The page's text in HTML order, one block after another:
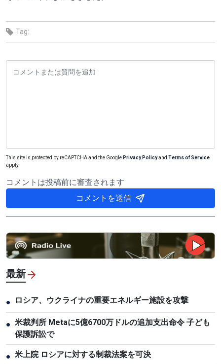
Tag:
This site is protected by reCAPTCHA and the Google Privacy Policyand Terms of Service
apply.
コメントは投稿前に審査されます
コメントを送信
最新
● ロシア、ウクライナの重要エネルギー施設を攻撃
● 米裁判所 Metaに5億6700万ドルの追加支出命令 子ども
保護訴訟で
● 米上院 ロシアに対する制裁法案を可決